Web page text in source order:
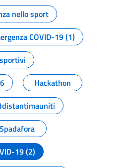
della pagina
nello sport
COVID-19 (1)
Hackathon
Spadafora
19 (2)